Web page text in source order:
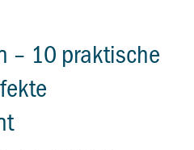
– 10 praktische